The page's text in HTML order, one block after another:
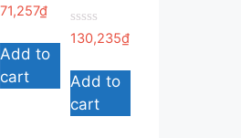
0
ngoài
71,257₫
Add to
cart
0
ngoài
130,235₫
Add to
cart